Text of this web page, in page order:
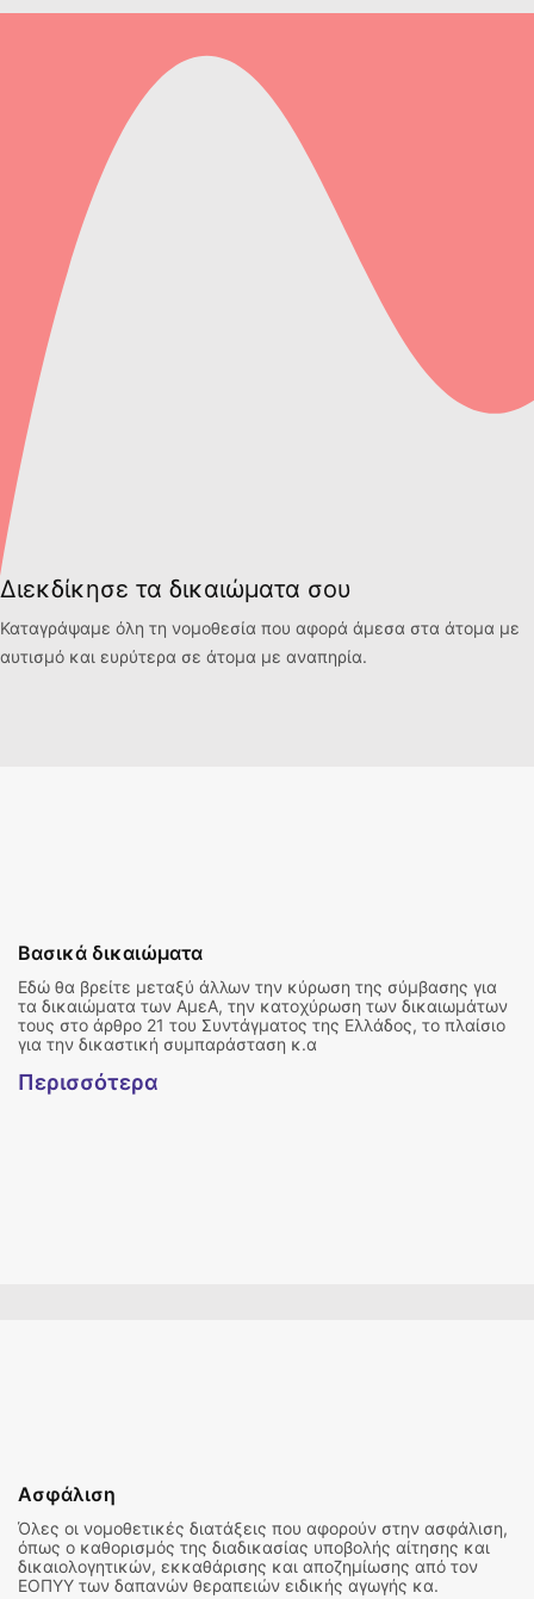
Διεκδίκησε τα δικαιώματα σου
Καταγράψαμε όλη τη νομοθεσία που αφορά άμεσα στα άτομα με
αυτισμό και ευρύτερα σε άτομα με αναπηρία.
Βασικά δικαιώματα
Εδώ θα βρείτε μεταξύ άλλων την κύρωση της σύμβασης για
τα δικαιώματα των ΑμεΑ, την κατοχύρωση των δικαιωμάτων
τους στο άρθρο 21 του Συντάγματος της Ελλάδος, το πλαίσιο
για την δικαστική συμπαράσταση κ.α
Περισσότερα
Ασφάλιση
Όλες οι νομοθετικές διατάξεις που αφορούν στην ασφάλιση,
όπως ο καθορισμός της διαδικασίας υποβολής αίτησης και
δικαιολογητικών, εκκαθάρισης και αποζημίωσης από τον
ΕΟΠΥΥ των δαπανών θεραπειών ειδικής αγωγής κα.